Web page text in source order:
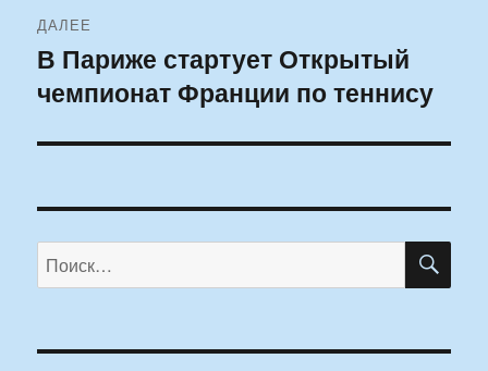
ДАЛЕЕ
Следующая
запись:
В Париже стартует Открытый
чемпионат Франции по теннису
Искать: